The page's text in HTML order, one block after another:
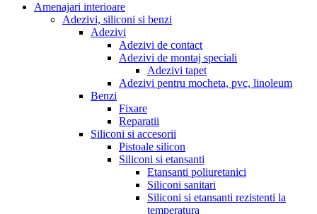
Amenajari interioare
Adezivi, siliconi si benzi
Adezivi
Adezivi de contact
Adezivi de montaj speciali
Adezivi tapet
Adezivi pentru mocheta, pvc, linoleum
Benzi
Fixare
Reparatii
Siliconi si accesorii
Pistoale silicon
Siliconi si etansanti
Etansanti poliuretanici
Siliconi sanitari
Siliconi si etansanti rezistenti la
temperatura